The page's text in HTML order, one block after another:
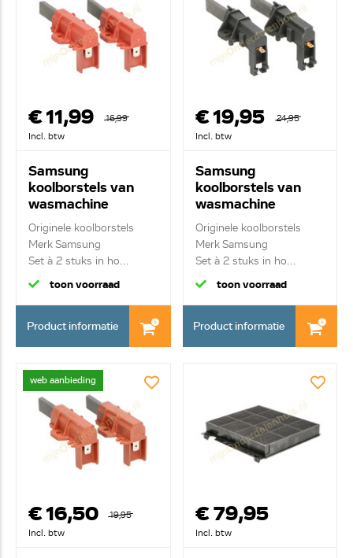
€ 11,99
16,99
Incl. btw
Samsung
koolborstels van
wasmachine
196539
Originele koolborstels
Merk Samsung
Set à 2 stuks in ho...
toon voorraad
Product informatie
€ 19,95
24,95
Incl. btw
Samsung
koolborstels van
wasmachine
196554
Originele koolborstels
Merk Samsung
Set à 2 stuks in ho...
toon voorraad
Product informatie
web aanbieding
€ 16,50
19,95
Incl. btw
€ 79,95
Incl. btw